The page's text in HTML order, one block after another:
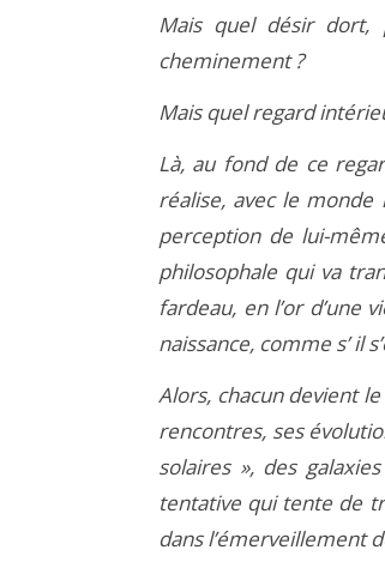
Mais quel désir dort,
cheminement ?
Mais quel regard
Là, au fond de ce
réalise, avec le
perception de lui-
philosophale qui va
fardeau, en l’or d’une
naissance, comme s’ il
Alors, chacun devient
rencontres, ses
solaires », des
tentative qui tente de
dans l’émerveillement